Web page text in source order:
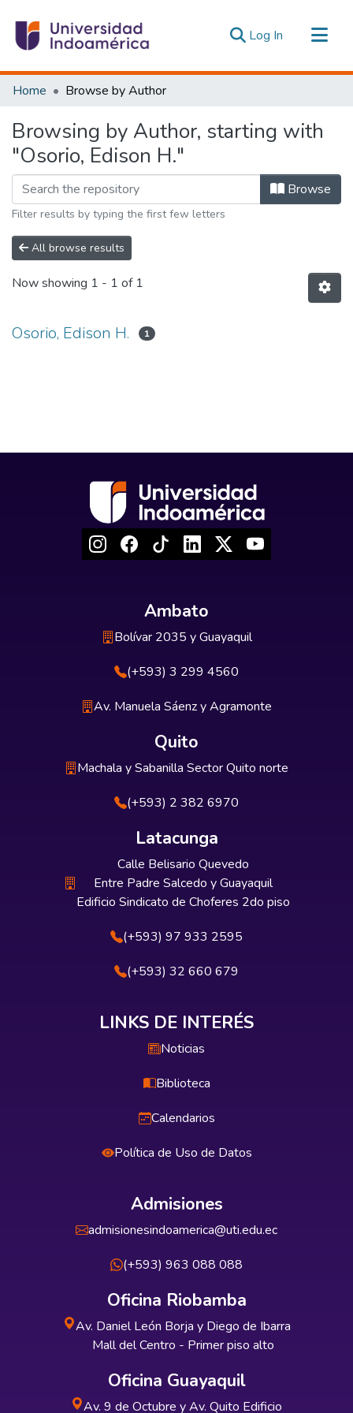
Log In (current)
Communities & Collections
Estadísticas Externas
Home Browse by Author
Browsing by Author, starting with
"Osorio, Edison H."
Browse
Filter results by typing the first few letters
All browse results
Now showing 1 - 1 of 1
Osorio, Edison H. 1
Ambato
Bolívar 2035 y Guayaquil
(+593) 3 299 4560
Av. Manuela Sáenz y Agramonte
Quito
Machala y Sabanilla Sector Quito norte
(+593) 2 382 6970
Latacunga
Calle Belisario Quevedo
Entre Padre Salcedo y Guayaquil
Edificio Sindicato de Choferes 2do piso
(+593) 97 933 2595
(+593) 32 660 679
LINKS DE INTERÉS
Noticias
Biblioteca
Calendarios
Política de Uso de Datos
Admisiones
admisionesindoamerica@uti.edu.ec
(+593) 963 088 088
Oficina Riobamba
Av. Daniel León Borja y Diego de Ibarra
Mall del Centro - Primer piso alto
Oficina Guayaquil
Av. 9 de Octubre y Av. Quito Edificio